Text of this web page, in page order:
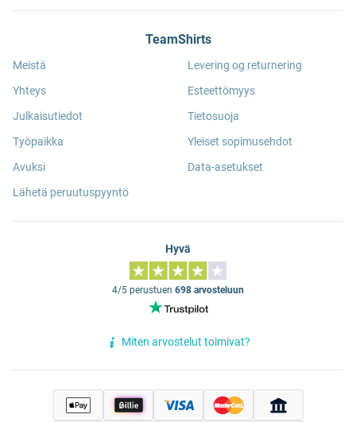
TeamShirts
Meistä
Yhteys
Julkaisutiedot
Työpaikka
Avuksi
Lähetä peruutuspyyntö
Levering og returnering
Esteettömyys
Tietosuoja
Yleiset sopimusehdot
Data-asetukset
Hyvä
4/5 perustuen 698 arvosteluun
Miten arvostelut toimivat?